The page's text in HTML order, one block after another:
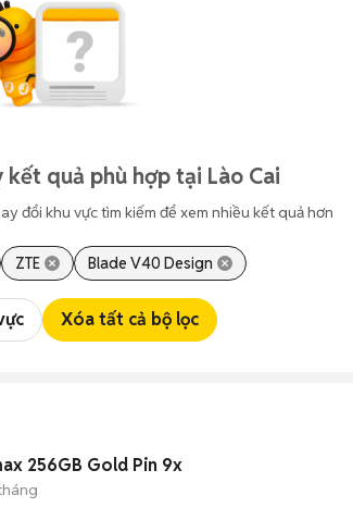
quả phù hợp tại Lào Cai
đổi khu vực tìm kiếm để xem nhiều kết quả hơn
ZTE Blade V40 Design
Xóa tất cả bộ lọc
256GB Gold Pin 9x